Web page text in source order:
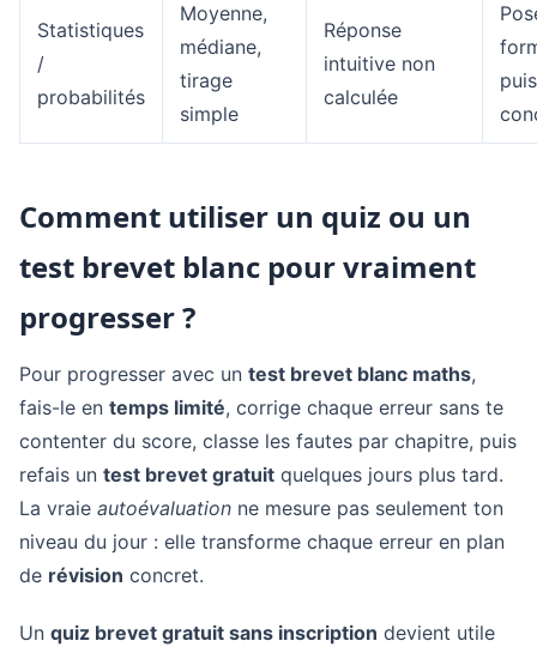
Statistiques
/
probabilités
Moyenne,
médiane,
tirage
simple
Réponse
intuitive non
calculée
puis
Comment utiliser un quiz ou un
test brevet blanc pour vraiment
progresser ?
Pour progresser avec un test brevet blanc maths,
fais-le en temps limité, corrige chaque erreur sans te
contenter du score, classe les fautes par chapitre, puis
refais un test brevet gratuit quelques jours plus tard.
La vraie autoévaluation ne mesure pas seulement ton
niveau du jour : elle transforme chaque erreur en plan
de révision concret.
Un quiz brevet gratuit sans inscription devient utile